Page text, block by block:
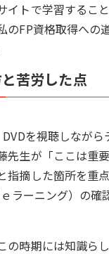
イトで学習するこ
のFP資格取得への
苦労した点
を視聴しながら
先生が「ここは重
指摘した箇所を重
ラーニング）の確
の時期には知識ら